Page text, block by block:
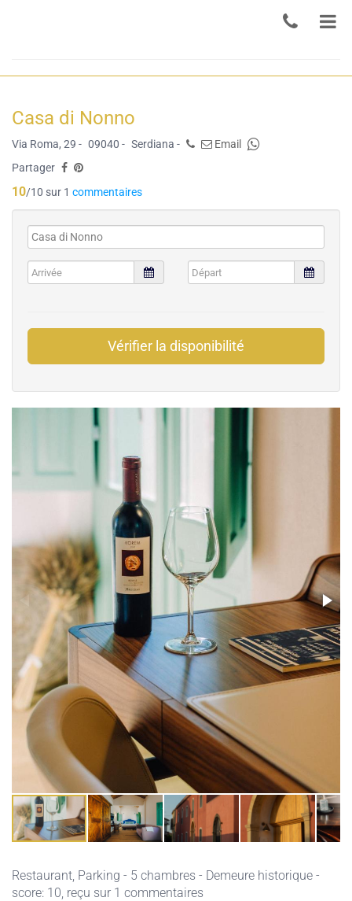
Casa di Nonno
Via Roma, 29 - 09040 - Serdiana -
Email
Partager
10/10 sur 1 commentaires
Vérifier la disponibilité
Restaurant, Parking - 5 chambres - Demeure historique -
score: 10, reçu sur 1 commentaires